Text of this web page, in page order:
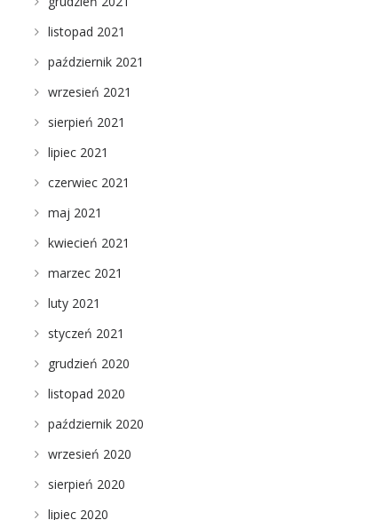
listopad 2021
październik 2021
wrzesień 2021
sierpień 2021
lipiec 2021
czerwiec 2021
maj 2021
kwiecień 2021
marzec 2021
luty 2021
styczeń 2021
grudzień 2020
listopad 2020
październik 2020
wrzesień 2020
sierpień 2020
lipiec 2020